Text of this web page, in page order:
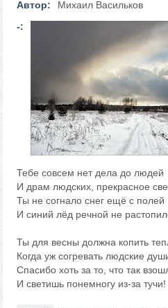
Автор:
Михаил Васильков
-:
Тебе совсем нет дела до людей
И драм людских, прекрасное
Ты не согнало снег ещё с полей
И синий лёд речной не
Ты для весны должна копить
Когда уж согревать людские
Спасибо хоть за то, что так
И светишь понемногу из-за тучи!